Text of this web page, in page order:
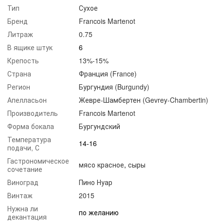
Тип
Сухое
Бренд
Francois Martenot
Литраж
0.75
В ящике штук
6
Крепость
13%-15%
Страна
Франция (France)
Регион
Бургундия (Burgundy)
Апелласьон
Жевре-Шамбертен (Gevrey-Chambertin)
Производитель
Francois Martenot
Форма бокала
Бургундский
Температура
подачи, С
14-16
Гастрономическое
сочетание
мясо красное, сыры
Виноград
Пино Нуар
Винтаж
2015
Нужна ли
декантация
по желанию